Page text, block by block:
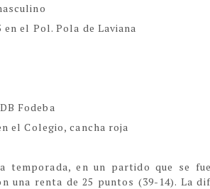
en el Pol. Pola de Laviana
Fodeba
el Colegio, cancha roja
temporada, en un partido que se
una renta de 25 puntos (39-14). La